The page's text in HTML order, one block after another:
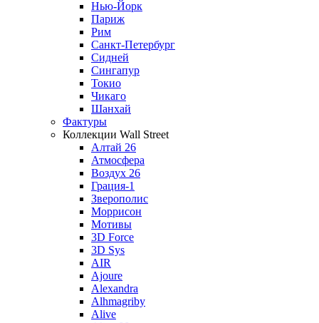
Нью-Йорк
Париж
Рим
Санкт-Петербург
Сидней
Сингапур
Токио
Чикаго
Шанхай
Фактуры
Коллекции Wall Street
Алтай 26
Атмосфера
Воздух 26
Грация-1
Зверополис
Моррисон
Мотивы
3D Force
3D Sys
AIR
Ajoure
Alexandra
Alhmagriby
Alive